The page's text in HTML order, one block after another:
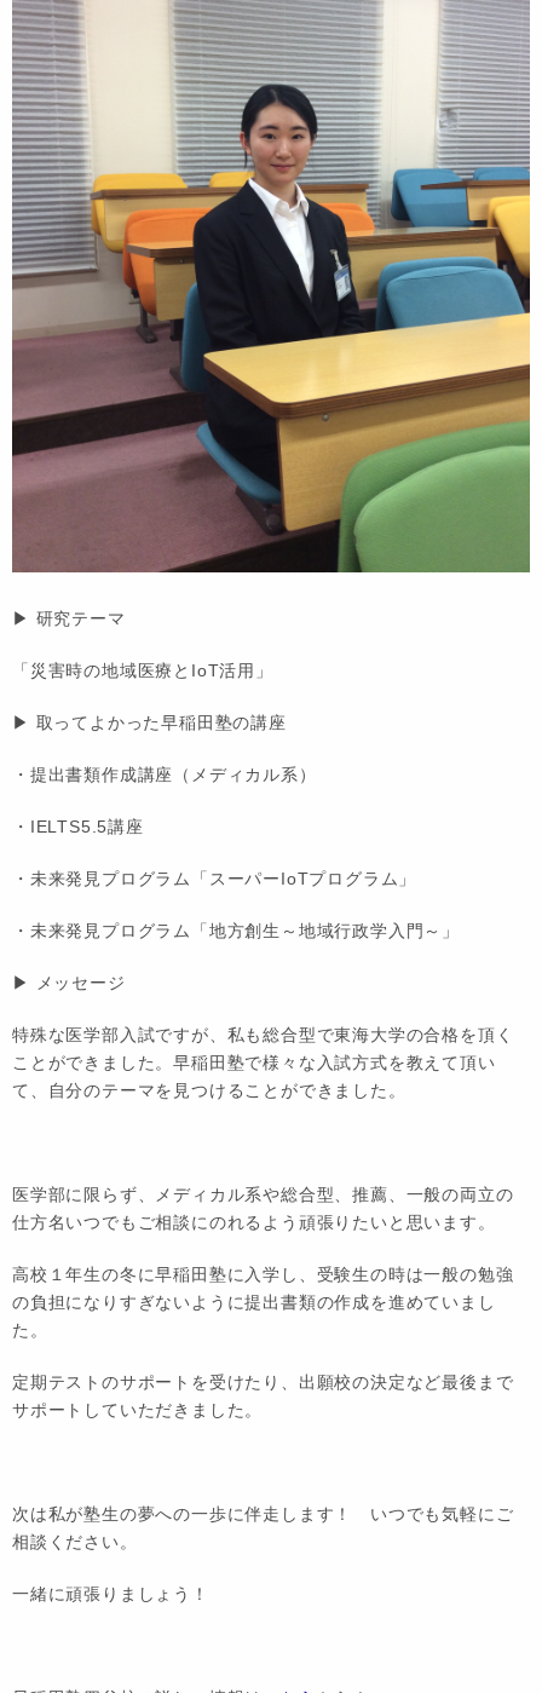
▶ 研究テーマ
「災害時の地域医療とIoT活用」
▶ 取ってよかった早稲田塾の講座
・提出書類作成講座（メディカル系）
・IELTS5.5講座
・未来発見プログラム「スーパーIoTプログラム」
・未来発見プログラム「地方創生～地域行政学入門～」
▶ メッセージ
特殊な医学部入試ですが、私も総合型で東海大学の合格を頂く
ことができました。早稲田塾で様々な入試方式を教えて頂い
て、自分のテーマを見つけることができました。
医学部に限らず、メディカル系や総合型、推薦、一般の両立の
仕方名いつでもご相談にのれるよう頑張りたいと思います。
高校１年生の冬に早稲田塾に入学し、受験生の時は一般の勉強
の負担になりすぎないように提出書類の作成を進めていまし
た。
定期テストのサポートを受けたり、出願校の決定など最後まで
サポートしていただきました。
次は私が塾生の夢への一歩に伴走します！ いつでも気軽にご
相談ください。
一緒に頑張りましょう！